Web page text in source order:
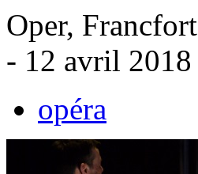
Oper, Francfort
- 12 avril 2018
opéra